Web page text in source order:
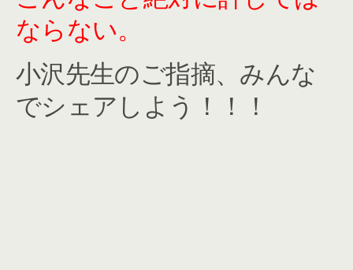
ならない。
小沢先生のご指摘、みんな
でシェアしよう！！！